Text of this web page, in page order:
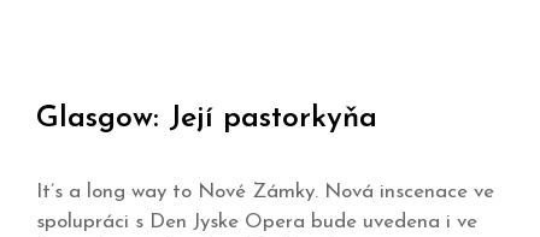
Glasgow: Její pastorkyňa
It’s a long way to Nové Zámky. Nová inscenace ve
spolupráci s Den Jyske Opera bude uvedena i ve